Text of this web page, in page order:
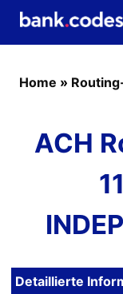
Home »
ACH
Detaillierte